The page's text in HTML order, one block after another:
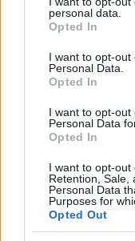
grant or deny
use your data for
consent section.
personal data.
Opted In
I want to opt-out
Personal Data.
Opted In
I want to opt-
Personal Data
Opted In
I want to opt-out
Retention, Sale,
Personal Data
Purposes for
Opted Out